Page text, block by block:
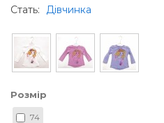
Стать: Дівчинка
Розмір
74